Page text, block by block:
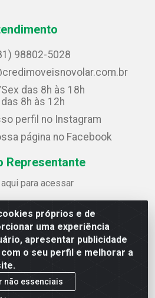
próprios e de
uma experiência
apresentar publicidade
o seu perfil e melhorar a
não essenciais
98802-5028
das 8h às 18h
8h às 12h
perfil no Instagram
página no Facebook
Representante
para acessar
Novolar Ltda
430 - Prazeres - Jaboatão dos
/ PE - CEP 54.325-610
0013-70